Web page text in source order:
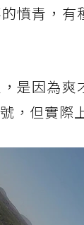
憤青，
，是因為
，但實際